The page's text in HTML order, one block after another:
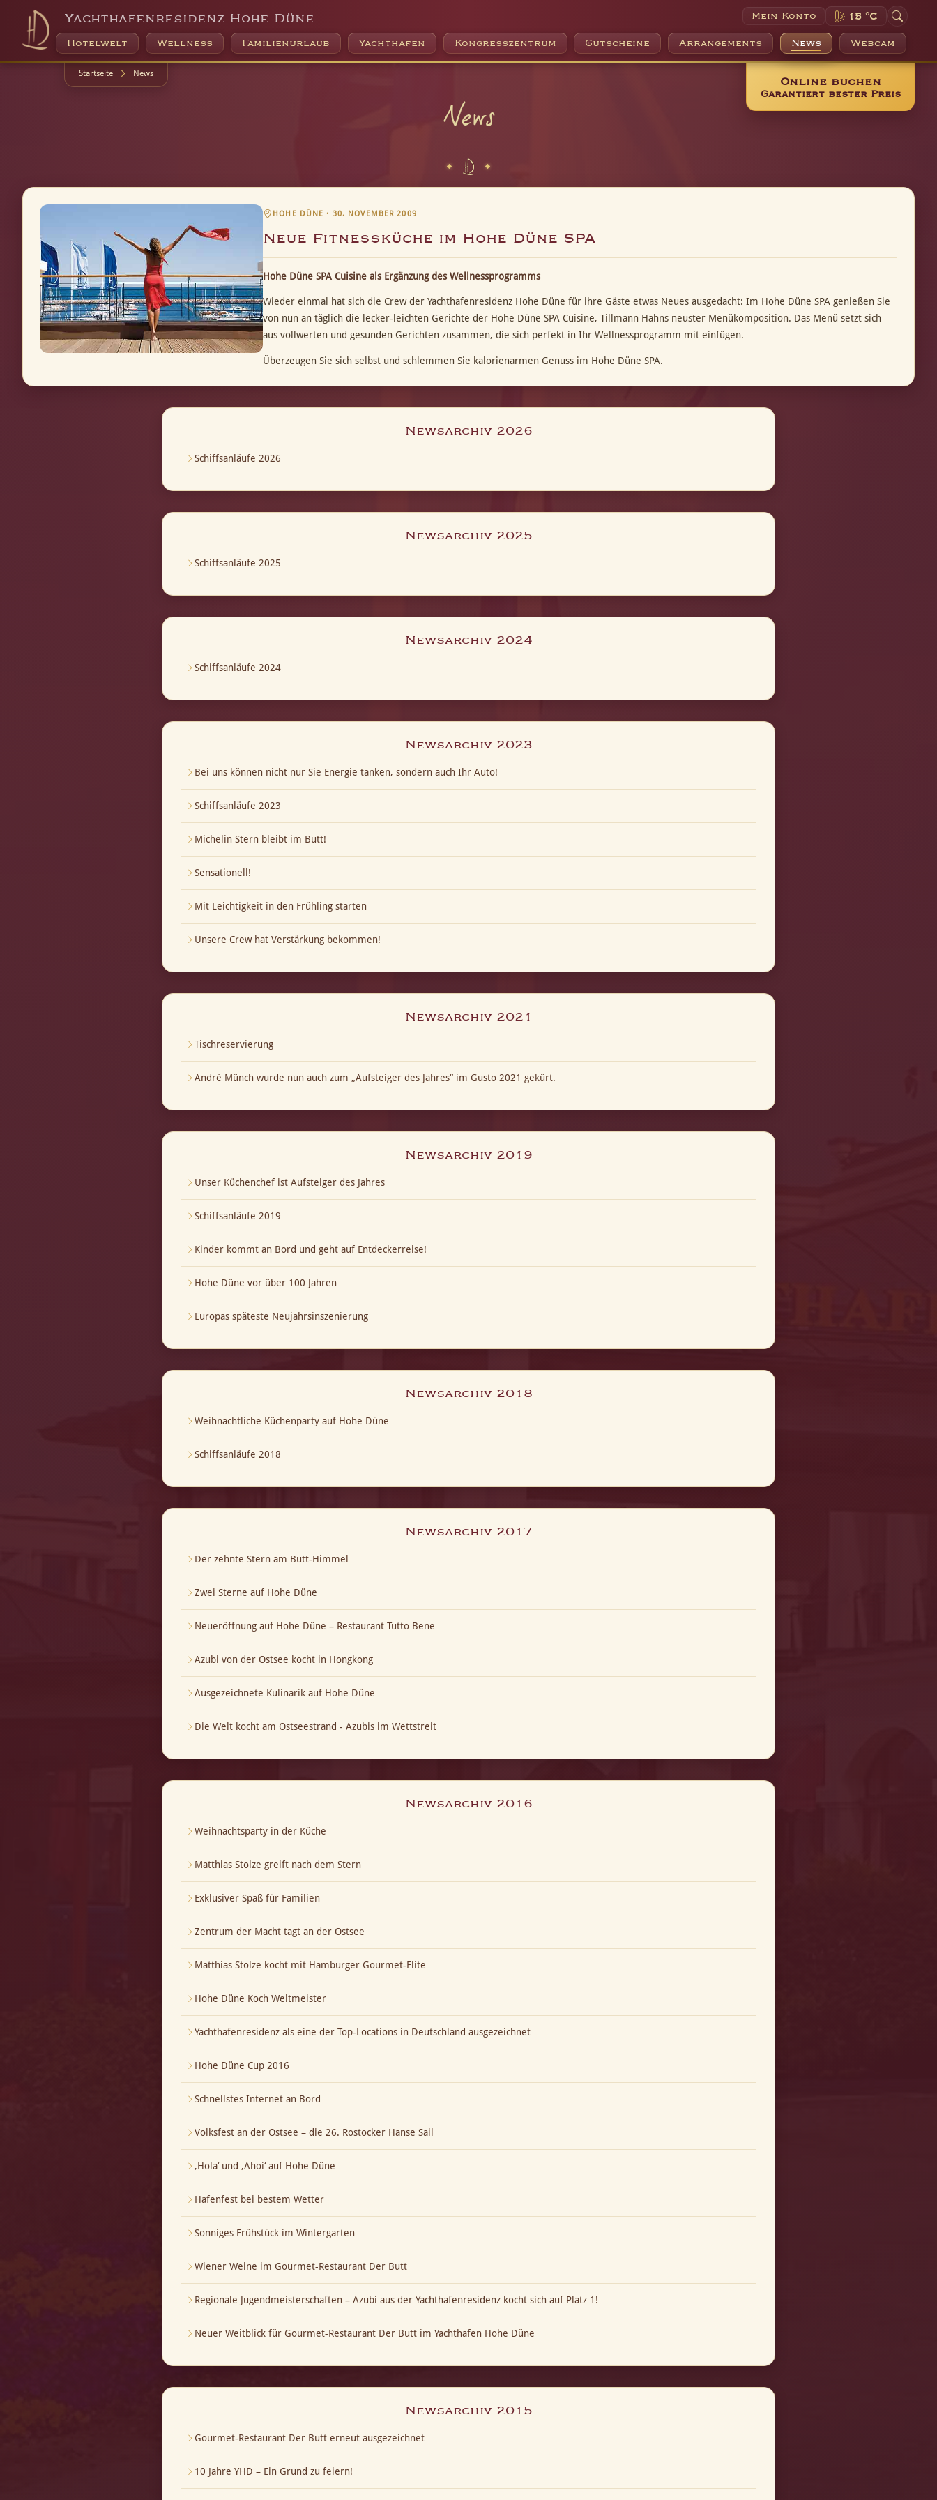
Yachthafenresidenz Hohe Düne
Hotelwelt Wellness Familienurlaub Yachthafen Kongresszentrum Gutscheine Arrangements News Webcam
Mein Konto 15 °C
Online buchen
Garantiert bester Preis
Startseite News
News
HOHE DÜNE · 30. NOVEMBER 2009
Neue Fitnessküche im Hohe Düne SPA
Hohe Düne SPA Cuisine als Ergänzung des Wellnessprogramms
Wieder einmal hat sich die Crew der Yachthafenresidenz Hohe Düne für ihre Gäste etwas Neues ausgedacht: Im Hohe Düne SPA genießen Sie
von nun an täglich die lecker-leichten Gerichte der Hohe Düne SPA Cuisine, Tillmann Hahns neuster Menükomposition. Das Menü setzt sich
aus vollwerten und gesunden Gerichten zusammen, die sich perfekt in Ihr Wellnessprogramm mit einfügen.
Überzeugen Sie sich selbst und schlemmen Sie kalorienarmen Genuss im Hohe Düne SPA.
Newsarchiv 2026
Schiffsanläufe 2026
Newsarchiv 2025
Schiffsanläufe 2025
Newsarchiv 2024
Schiffsanläufe 2024
Newsarchiv 2023
Bei uns können nicht nur Sie Energie tanken, sondern auch Ihr Auto!
Schiffsanläufe 2023
Michelin Stern bleibt im Butt!
Sensationell!
Mit Leichtigkeit in den Frühling starten
Unsere Crew hat Verstärkung bekommen!
Newsarchiv 2021
Tischreservierung
André Münch wurde nun auch zum „Aufsteiger des Jahres“ im Gusto 2021 gekürt.
Newsarchiv 2019
Unser Küchenchef ist Aufsteiger des Jahres
Schiffsanläufe 2019
Kinder kommt an Bord und geht auf Entdeckerreise!
Hohe Düne vor über 100 Jahren
Europas späteste Neujahrsinszenierung
Newsarchiv 2018
Weihnachtliche Küchenparty auf Hohe Düne
Schiffsanläufe 2018
Newsarchiv 2017
Der zehnte Stern am Butt-Himmel
Zwei Sterne auf Hohe Düne
Neueröffnung auf Hohe Düne – Restaurant Tutto Bene
Azubi von der Ostsee kocht in Hongkong
Ausgezeichnete Kulinarik auf Hohe Düne
Die Welt kocht am Ostseestrand - Azubis im Wettstreit
Newsarchiv 2016
Weihnachtsparty in der Küche
Matthias Stolze greift nach dem Stern
Exklusiver Spaß für Familien
Zentrum der Macht tagt an der Ostsee
Matthias Stolze kocht mit Hamburger Gourmet-Elite
Hohe Düne Koch Weltmeister
Yachthafenresidenz als eine der Top-Locations in Deutschland ausgezeichnet
Hohe Düne Cup 2016
Schnellstes Internet an Bord
Volksfest an der Ostsee – die 26. Rostocker Hanse Sail
‚Hola‘ und ‚Ahoi‘ auf Hohe Düne
Hafenfest bei bestem Wetter
Sonniges Frühstück im Wintergarten
Wiener Weine im Gourmet-Restaurant Der Butt
Regionale Jugendmeisterschaften – Azubi aus der Yachthafenresidenz kocht sich auf Platz 1!
Neuer Weitblick für Gourmet-Restaurant Der Butt im Yachthafen Hohe Düne
Newsarchiv 2015
Gourmet-Restaurant Der Butt erneut ausgezeichnet
10 Jahre YHD – Ein Grund zu feiern!